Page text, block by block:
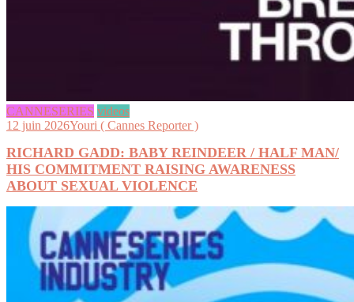
CANNESERIES videos
12 juin 2026Youri ( Cannes Reporter )
RICHARD GADD: BABY REINDEER / HALF MAN/
HIS COMMITMENT RAISING AWARENESS
ABOUT SEXUAL VIOLENCE